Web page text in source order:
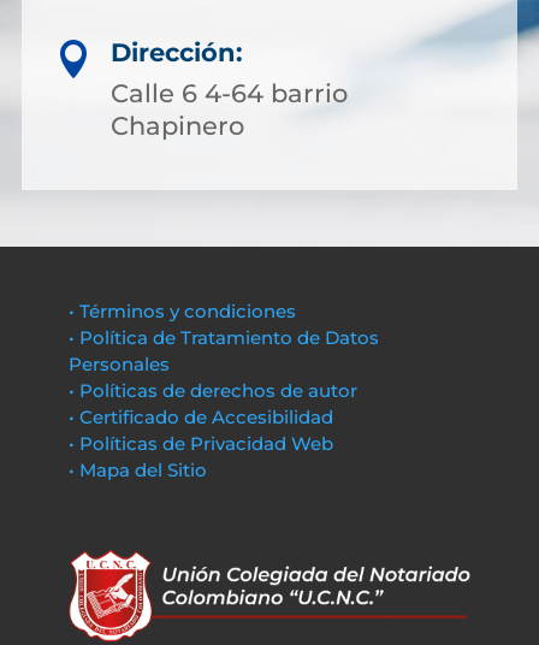

Dirección:
Calle 6 4-64 barrio
Chapinero
• Términos y condiciones
• Política de Tratamiento de Datos
Personales
• Políticas de derechos de autor
• Certificado de Accesibilidad
• Políticas de Privacidad Web
• Mapa del Sitio